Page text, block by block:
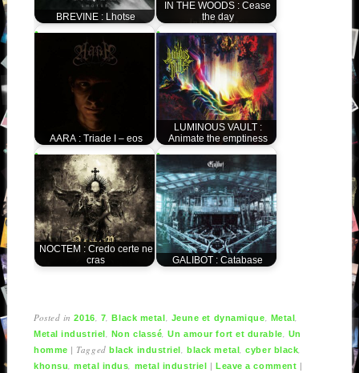
BREVINE : Lhotse
IN THE WOODS : Cease
the day
AARA : Triade I – eos
LUMINOUS VAULT :
Animate the emptiness
NOCTEM : Credo certe ne
cras
GALIBOT : Catabase
Posted in2016 7 ,Black metal Jeune et dynamique Metal
Metal industriel Non classé ,Un amour fort et durable
Un
homme |Taggedblack industriel ,black metal ,cyber black
khonsu ,metal indus metal industriel |Leave a comment |